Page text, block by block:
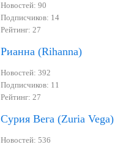
Новостей: 90
Подписчиков: 14
Рейтинг: 27
Рианна (Rihanna)
Новостей: 392
Подписчиков: 11
Рейтинг: 27
Cурия Вега (Zuria Vega)
Новостей: 536